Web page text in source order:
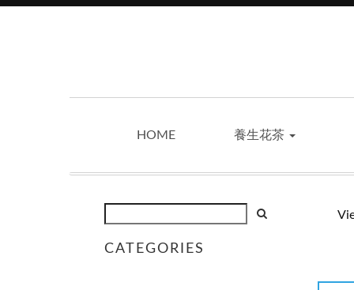
HOME 養生花茶
CATEGORIES